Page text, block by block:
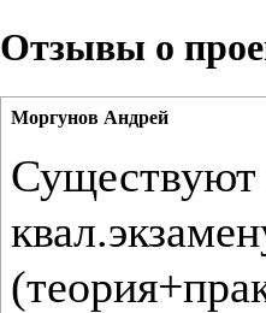
Отзывы о
Моргунов Андрей
Существуют